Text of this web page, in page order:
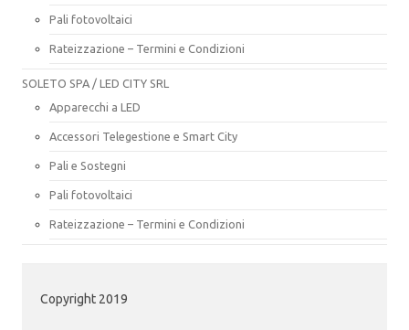
Pali fotovoltaici
Rateizzazione – Termini e Condizioni
SOLETO SPA / LED CITY SRL
Apparecchi a LED
Accessori Telegestione e Smart City
Pali e Sostegni
Pali fotovoltaici
Rateizzazione – Termini e Condizioni
Copyright 2019